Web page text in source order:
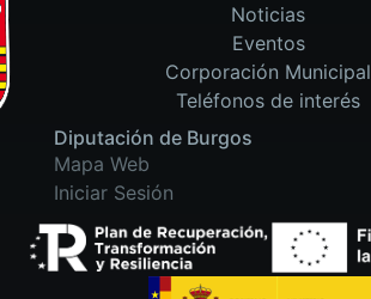
Noticias
Eventos
Corporación Municipal
Teléfonos de interés
Diputación de Burgos
Mapa Web
Iniciar Sesión